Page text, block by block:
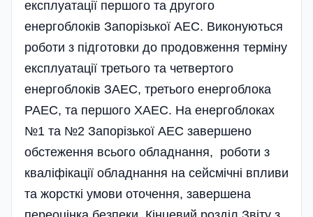
експлуатації першого та другого
енергоблоків Запорізької АЕС. Виконуються
роботи з підготовки до продовження терміну
експлуатації третього та четвертого
енергоблоків ЗАЕС, третього енергоблока
РАЕС, та першого ХАЕС. На енергоблоках
№1 та №2 Запорізької АЕС завершено
обстеження всього обладнання, роботи з
квалі­фікації обладнання на сейсмічні впливи
та жорсткі умови оточення, завершена